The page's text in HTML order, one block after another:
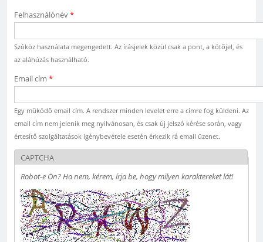
Felhasználónév*
Szóköz használata megengedett. Az írásjelek közül csak a pont, a kötőjel, és
az aláhúzás használható.
Email cím *
Egy működő email cím. A rendszer minden levelet erre a címre fog küldeni. Az
email cím nem jelenik meg nyilvánosan, és csak új jelszó kérése során, vagy
értesítő szolgáltatások igénybevétele esetén érkezik rá email üzenet.
CAPTCHA
Robot-e Ön? Ha nem, kérem, írja be, hogy milyen karaktereket lát!